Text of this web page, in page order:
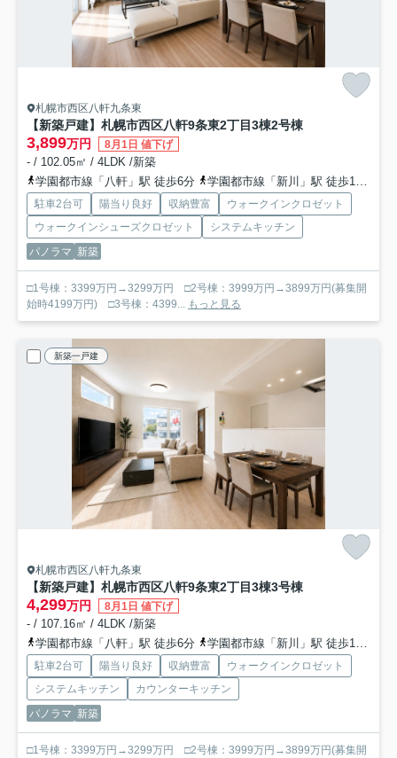
札幌市西区八軒九条東
【新築戸建】札幌市西区八軒9条東2丁目3棟2号棟
3,899万円 8月1日 値下げ
- / 102.05㎡ / 4LDK /新築
学園都市線「八軒」駅 徒歩6分
学園都市線「新川」駅 徒歩17分
駐車2台可 陽当り良好 収納豊富
ウォークインクロゼット
ウォークインシューズクロゼット
システムキッチン
パノラマ 新築
□1号棟：3399万円→3299万円 □2号棟：3999万円→3899万円(募集開
始時4199万円) □3号棟：4399... もっと見る
新築一戸建
札幌市西区八軒九条東
【新築戸建】札幌市西区八軒9条東2丁目3棟3号棟
4,299万円 8月1日 値下げ
- / 107.16㎡ / 4LDK /新築
学園都市線「八軒」駅 徒歩6分
学園都市線「新川」駅 徒歩17分
駐車2台可 陽当り良好 収納豊富
ウォークインクロゼット
システムキッチン
カウンターキッチン
パノラマ 新築
□1号棟：3399万円→3299万円 □2号棟：3999万円→3899万円(募集開